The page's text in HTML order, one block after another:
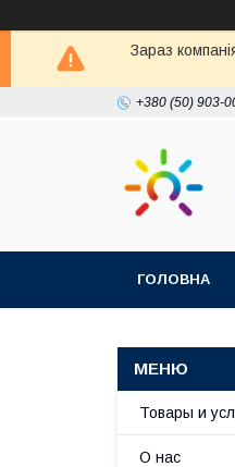
Зараз
+380 (50) 903-
ГОЛОВНА
Товары и
О нас